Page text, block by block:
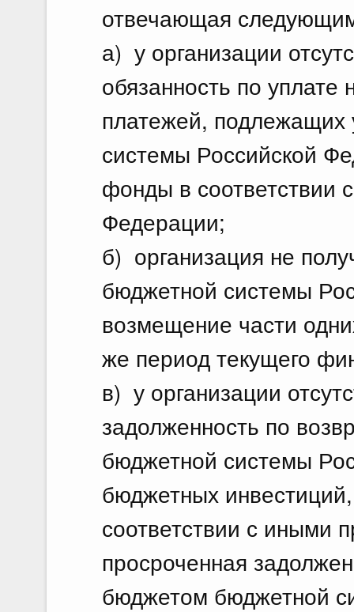
отвечающая
а) у организации
обязанность по
платежей,
системы Российской
фонды в соответствии
Федерации;
б) организация не
бюджетной системы
возмещение части
же период текущего
в) у организации
задолженность по
бюджетной системы
бюджетных
соответствии с иными
просроченная
бюджетом бюджетной